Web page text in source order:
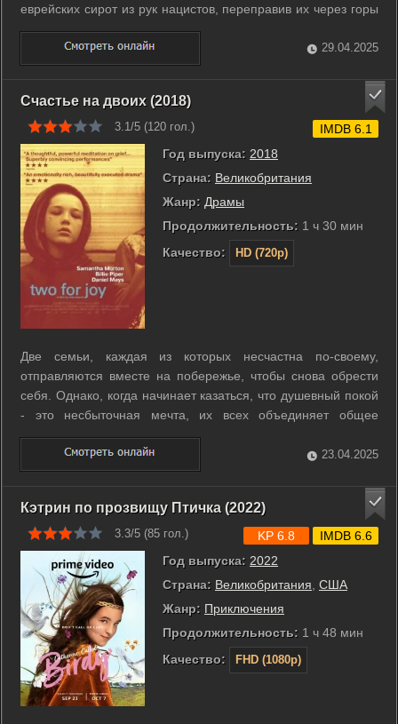
еврейских сирот из рук нацистов, переправив их через горы
и леса Швейцарии. ...
29.04.2025
Счастье на двоих (2018)
3.1/5 (120 гол.)
Год выпуска: 2018
Страна: Великобритания
Жанр: Драмы
Продолжительность: 1 ч 30 мин
Качество:
HD (720p)
IMDB 6.1
Две семьи, каждая из которых несчастна по-своему,
отправляются вместе на побережье, чтобы снова обрести
себя. Однако, когда начинает казаться, что душевный покой
- это несбыточная мечта, их всех объединяет общее
несчастье. ...
23.04.2025
Кэтрин по прозвищу Птичка (2022)
3.3/5 (85 гол.)
Год выпуска: 2022
Страна: Великобритания США
Жанр: Приключения
Продолжительность: 1 ч 48 мин
Качество:
FHD (1080p)
KP 6.8 IMDB 6.6